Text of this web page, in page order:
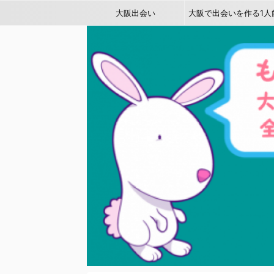
大阪出会い 大阪で出会いを作る1人
りに最適！